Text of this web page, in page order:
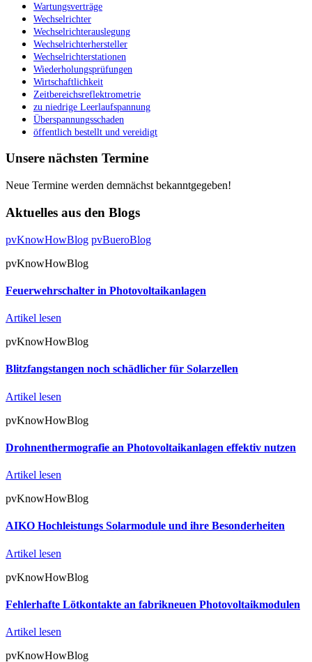
Wartungsverträge
Wechselrichter
Wechselrichterauslegung
Wechselrichterhersteller
Wechselrichterstationen
Wiederholungsprüfungen
Wirtschaftlichkeit
Zeitbereichsreflektrometrie
zu niedrige Leerlaufspannung
Überspannungsschaden
öffentlich bestellt und vereidigt
Unsere nächsten Termine
Neue Termine werden demnächst bekanntgegeben!
Aktuelles aus den Blogs
pvKnowHowBlog pvBueroBlog
pvKnowHowBlog
Feuerwehrschalter in Photovoltaikanlagen
Artikel lesen
pvKnowHowBlog
Blitzfangstangen noch schädlicher für Solarzellen
Artikel lesen
pvKnowHowBlog
Drohnenthermografie an Photovoltaikanlagen effektiv nutzen
Artikel lesen
pvKnowHowBlog
AIKO Hochleistungs Solarmodule und ihre Besonderheiten
Artikel lesen
pvKnowHowBlog
Fehlerhafte Lötkontakte an fabrikneuen Photovoltaikmodulen
Artikel lesen
pvKnowHowBlog